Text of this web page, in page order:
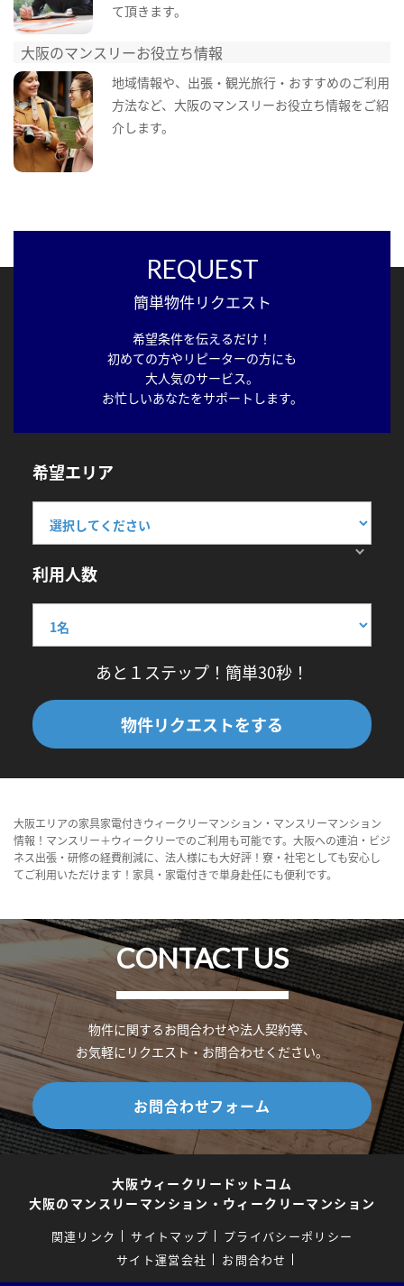
て頂きます。
大阪のマンスリーお役立ち情報
地域情報や、出張・観光旅行・おすすめのご利用
方法など、大阪のマンスリーお役立ち情報をご紹
介します。
REQUEST
簡単物件リクエスト
希望条件を伝えるだけ！
初めての方やリピーターの方にも
大人気のサービス。
お忙しいあなたをサポートします。
希望エリア
利用人数
あと１ステップ！簡単30秒！
物件リクエストをする
大阪エリアの家具家電付きウィークリーマンション・マンスリーマンション
情報！マンスリー＋ウィークリーでのご利用も可能です。大阪への連泊・ビジ
ネス出張・研修の経費削減に、法人様にも大好評！寮・社宅としても安心し
てご利用いただけます！家具・家電付きで単身赴任にも便利です。
CONTACT US
物件に関するお問合わせや法人契約等、
お気軽にリクエスト・お問合わせください。
お問合わせフォーム
大阪ウィークリードットコム
大阪のマンスリーマンション・ウィークリーマンション
関連リンク サイトマップ
プライバシーポリシー
サイト運営会社
お問合わせ